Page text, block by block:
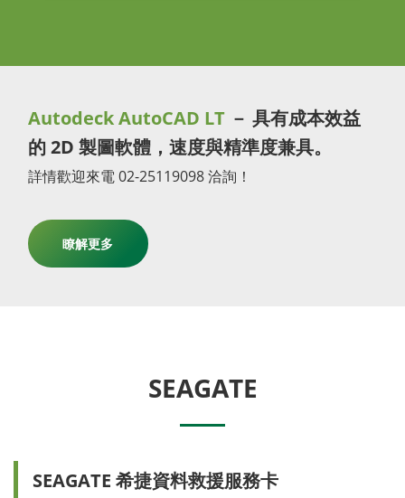
Autodeck AutoCAD LT － 具有成本效益
的 2D 製圖軟體，速度與精準度兼具。
詳情歡迎來電 02-25119098 洽詢！
瞭解更多
SEAGATE
SEAGATE 希捷資料救援服務卡